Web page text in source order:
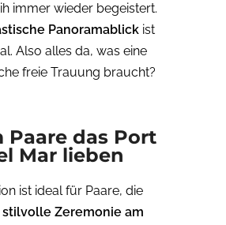
immer wieder begeistert.
Panoramablick ist
Also alles da, was eine
freie Trauung braucht?
Paare das Port
Mar lieben
ist ideal für Paare, die
Zeremonie am